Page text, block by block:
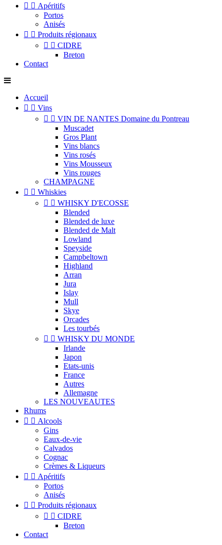
  Apéritifs
Portos
Anisés
  Produits régionaux
  CIDRE
Breton
Contact
Accueil
  Vins
  VIN DE NANTES Domaine du Pontreau
Muscadet
Gros Plant
Vins blancs
Vins rosés
Vins Mousseux
Vins rouges
CHAMPAGNE
  Whiskies
  WHISKY D'ECOSSE
Blended
Blended de luxe
Blended de Malt
Lowland
Speyside
Campbeltown
Highland
Arran
Jura
Islay
Mull
Skye
Orcades
Les tourbés
  WHISKY DU MONDE
Irlande
Japon
Etats-unis
France
Autres
Allemagne
LES NOUVEAUTES
Rhums
  Alcools
Gins
Eaux-de-vie
Calvados
Cognac
Crèmes & Liqueurs
  Apéritifs
Portos
Anisés
  Produits régionaux
  CIDRE
Breton
Contact